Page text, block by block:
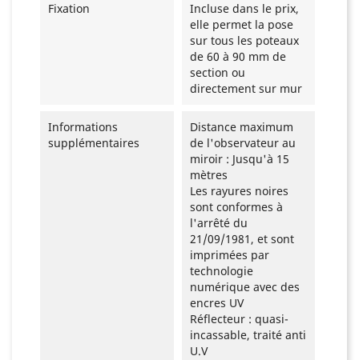
Fixation
Incluse dans le prix,
elle permet la pose
sur tous les poteaux
de 60 à 90 mm de
section ou
directement sur mur
Informations
supplémentaires
Distance maximum
de l'observateur au
miroir : Jusqu'à 15
mètres
Les rayures noires
sont conformes à
l'arrêté du
21/09/1981, et sont
imprimées par
technologie
numérique avec des
encres UV
Réflecteur : quasi-
incassable, traité anti
U.V